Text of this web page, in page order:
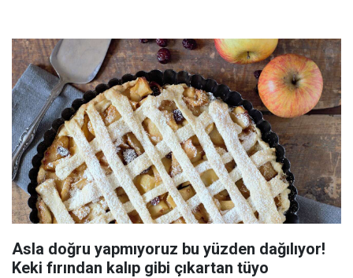
Asla doğru yapmıyoruz bu yüzden dağılıyor!
Keki fırından kalıp gibi çıkartan tüyo